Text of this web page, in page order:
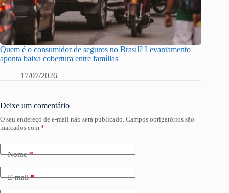
Quem é o consumidor de seguros no Brasil? Levantamento
aponta baixa cobertura entre famílias
17/07/2026
Deixe um comentário
O seu endereço de e-mail não será publicado. Campos obrigatórios são
marcados com *
Nome*
E-mail*